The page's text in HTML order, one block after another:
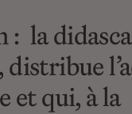
: la
distribue
et qui, à la